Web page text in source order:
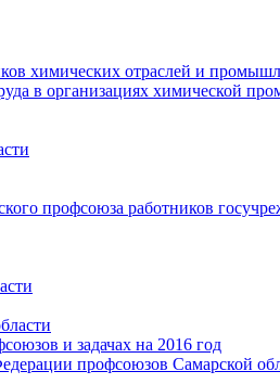
химических отраслей и
в организациях химической
профсоюза работников
и задачах на 2016 год
профсоюзов Самарской